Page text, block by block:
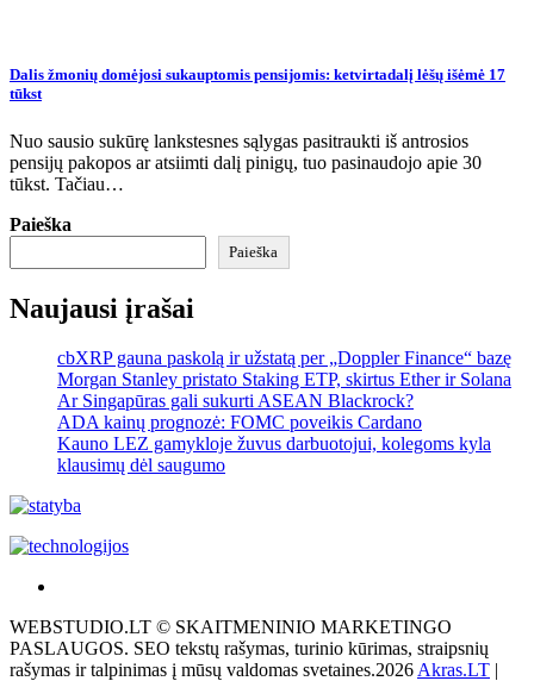
Dalis žmonių domėjosi sukauptomis pensijomis: ketvirtadalį lėšų išėmė 17
tūkst
Nuo sausio sukūrę lankstesnes sąlygas pasitraukti iš antrosios
pensijų pakopos ar atsiimti dalį pinigų, tuo pasinaudojo apie 30
tūkst. Tačiau…
Paieška
Paieška
Naujausi įrašai
cbXRP gauna paskolą ir užstatą per „Doppler Finance“ bazę
Morgan Stanley pristato Staking ETP, skirtus Ether ir Solana
Ar Singapūras gali sukurti ASEAN Blackrock?
ADA kainų prognozė: FOMC poveikis Cardano
Kauno LEZ gamykloje žuvus darbuotojui, kolegoms kyla
klausimų dėl saugumo
tai
žemės
ploto
WEBSTUDIO.LT © SKAITMENINIO MARKETINGO
PASLAUGOS. SEO tekstų rašymas, turinio kūrimas, straipsnių
rašymas ir talpinimas į mūsų valdomas svetaines.2026Akras.LT